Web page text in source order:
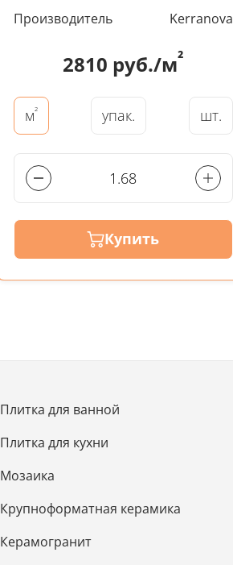
Производитель
Kerranova
2810 руб./м²
м² упак. шт.
Купить
Плитка для ванной
Плитка для кухни
Мозаика
Крупноформатная керамика
Керамогранит